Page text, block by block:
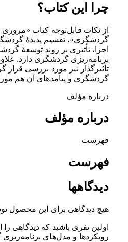
چرا این کتاب؟
از نکات قابل‌توجه کتاب «مروری
گردشگری»، تقسیم پدیدۀ
اجزا، تأثیری بر روند توسعۀ
برنامه‌ریزی گردشگری دارد.
تأثیرگذار نیز مورد بررسی قرار
گردشگری و پیامدهای آن هم
درباره مؤلف
درباره مؤلف
فهرست
فهرست
دیدگاهها
هیچ دیدگاهی برای این محصول
اولین نفری باشید که دیدگاهی
رویکردها و مدل‌های